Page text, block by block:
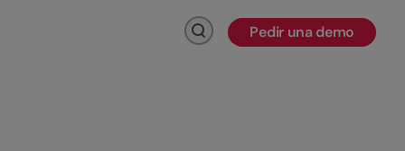
Haz click para buscar
Pedir una demo